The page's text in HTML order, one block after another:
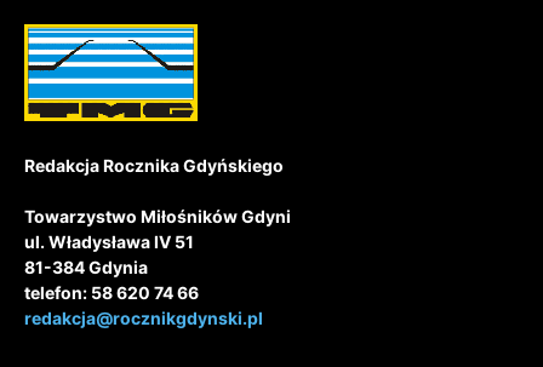
Redakcja Rocznika Gdyńskiego
Towarzystwo Miłośników Gdyni
ul. Władysława IV 51
81-384 Gdynia
telefon: 58 620 74 66
redakcja@rocznikgdynski.pl